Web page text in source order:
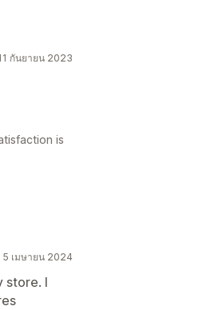
กันยายน 2023
is
5 เมษายน 2024
store. I